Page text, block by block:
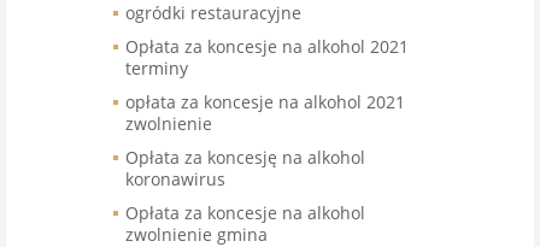
ogródki restauracyjne
Opłata za koncesje na alkohol 2021
terminy
opłata za koncesje na alkohol 2021
zwolnienie
Opłata za koncesję na alkohol
koronawirus
Opłata za koncesje na alkohol
zwolnienie gmina